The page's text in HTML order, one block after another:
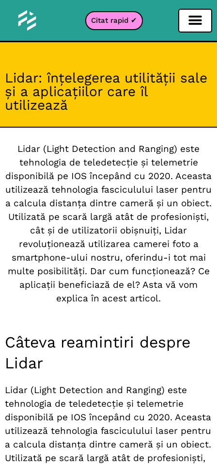
Citat rapid ✔
Lidar: înțelegerea utilității sale
și a aplicațiilor care îl
utilizează
Lidar (Light Detection and Ranging) este
tehnologia de teledetecție și telemetrie
disponibilă pe IOS începând cu 2020. Aceasta
utilizează tehnologia fasciculului laser pentru
a calcula distanța dintre cameră și un obiect.
Utilizată pe scară largă atât de profesioniști,
cât și de utilizatorii obișnuiți, Lidar
revoluționează utilizarea camerei foto a
smartphone-ului nostru, oferindu-i tot mai
multe posibilități. Dar cum funcționează? Ce
aplicații beneficiază de el? Asta vă vom
explica în acest articol.
Câteva reamintiri despre
Lidar
Lidar (Light Detection and Ranging) este
tehnologia de teledetecție și telemetrie
disponibilă pe IOS începând cu 2020. Aceasta
utilizează tehnologia fasciculului laser pentru
a calcula distanța dintre cameră și un obiect.
Utilizată pe scară largă atât de profesioniști,